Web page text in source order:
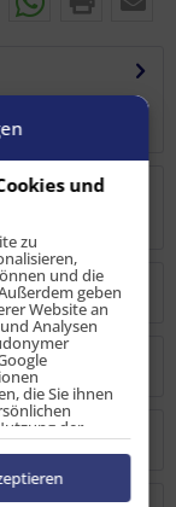
!
und
zu
und die
geben
Website an
Analysen
die Sie ihnen
der
anderer
und Pixeln
den
die